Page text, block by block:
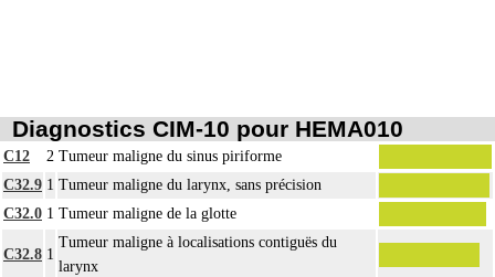
Diagnostics CIM-10 pour HEMA010
C12 2 Tumeur maligne du sinus piriforme
C32.9 1 Tumeur maligne du larynx, sans précision
C32.0 1 Tumeur maligne de la glotte
C32.8 1
Tumeur maligne à localisations contiguës du
larynx